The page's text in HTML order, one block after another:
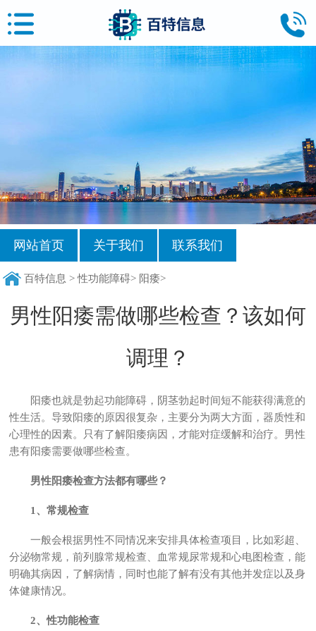
网站首页 关于我们 联系我们
百特信息 >性功能障碍> 阳痿>
男性阳痿需做哪些检查？该如何
调理？
阳痿也就是勃起功能障碍，阴茎勃起时间短不能获得满意的
性生活。导致阳痿的原因很复杂，主要分为两大方面，器质性和
心理性的因素。只有了解阳痿病因，才能对症缓解和治疗。男性
患有阳痿需要做哪些检查。
男性阳痿检查方法都有哪些？
1、常规检查
一般会根据男性不同情况来安排具体检查项目，比如彩超、
分泌物常规，前列腺常规检查、血常规尿常规和心电图检查，能
明确其病因，了解病情，同时也能了解有没有其他并发症以及身
体健康情况。
2、性功能检查